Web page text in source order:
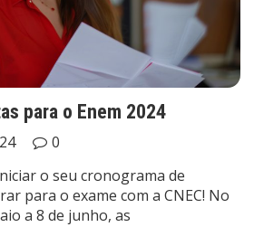
para o Enem 2024
0
o seu cronograma de
para o exame com a CNEC! No
a 8 de junho, as